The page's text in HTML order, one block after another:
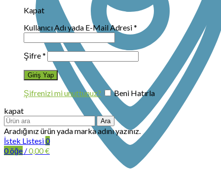
Kapat
Kullanıcı Adı yada E-Mail Adresi*
Şifre*
Şifrenizi mi unuttunuz?
Beni Hatırla
kapat
Ara
Aradığınız ürün yada marka adını yazınız.
İstek Listesi0
0öğe /0,00€